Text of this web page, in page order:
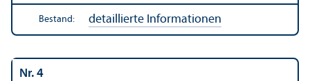
Bestand: detaillierte Informationen
Nr. 4